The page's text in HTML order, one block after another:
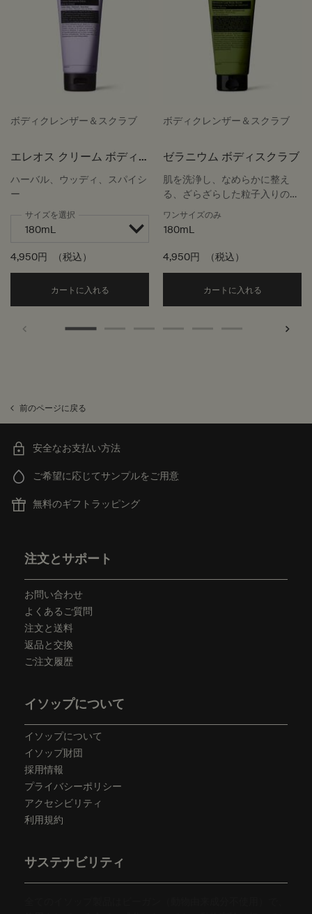
ボディクレンザー＆スクラブ
エレオス クリーム ボディ
クレンザー
ハーバル、ウッディ、スパイシ
ー
サイズを選択
4,950円 （税込）
カートに入れる Add the エレオス クリーム ボディクレンザ
ボディクレンザー＆スクラブ
ゼラニウム ボディスクラブ
肌を洗浄し、なめらかに整え
る、ざらざらした粒子入りのジ
ェル
ワンサイズのみ
180mL
4,950円 （税込）
カートに入れる
前のページに戻る
安全なお支払い方法
ご希望に応じてサンプルをご用意
無料のギフトラッピング
注文とサポート
お問い合わせ
よくあるご質問
注文と送料
返品と交換
ご注文履歴
イソップについて
イソップについて
イソップ財団
採用情報
プライバシーポリシー
アクセシビリティ
利用規約
サステナビリティ